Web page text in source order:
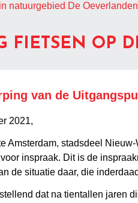
natuurgebied De Oeverlanden
FIETSEN OP
van de
2021,
Amsterdam, stadsdeel
inspraak. Dit is de
de situatie daar, die
dat na tientallen jaren